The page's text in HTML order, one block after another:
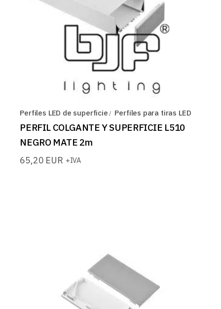
Perfiles LED de superficie Perfiles para tiras LED
PERFIL COLGANTE Y SUPERFICIE L510
NEGRO MATE 2m
65,20 EUR +IVA